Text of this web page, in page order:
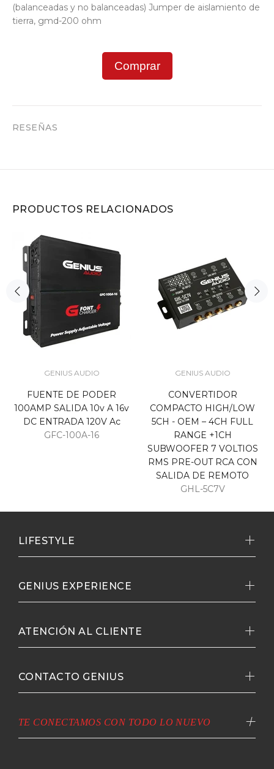
(balanceadas y no balanceadas) Jumper de aislamiento de
tierra, gmd-200 ohm
Comprar
RESEÑAS
PRODUCTOS RELACIONADOS
GENIUS AUDIO
FUENTE DE PODER
100AMP SALIDA 10v A 16v
DC ENTRADA 120V Ac
GFC-100A-16
GENIUS AUDIO
CONVERTIDOR
COMPACTO HIGH/LOW
5CH - OEM – 4CH FULL
RANGE +1CH
SUBWOOFER 7 VOLTIOS
RMS PRE-OUT RCA CON
SALIDA DE REMOTO
GHL-5C7V
TE CONECTAMOS CON TODO LO NUEVO
LIFESTYLE
GENIUS EXPERIENCE
ATENCIÓN AL CLIENTE
CONTACTO GENIUS